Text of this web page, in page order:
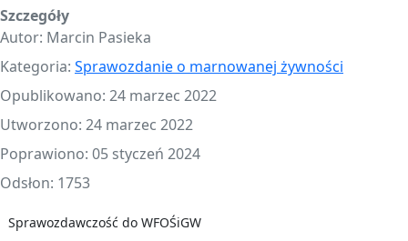
Szczegóły
Autor: Marcin Pasieka
Kategoria: Sprawozdanie o marnowanej żywności
Opublikowano: 24 marzec 2022
Utworzono: 24 marzec 2022
Poprawiono: 05 styczeń 2024
Odsłon: 1753
Sprawozdawczość do WFOŚiGW